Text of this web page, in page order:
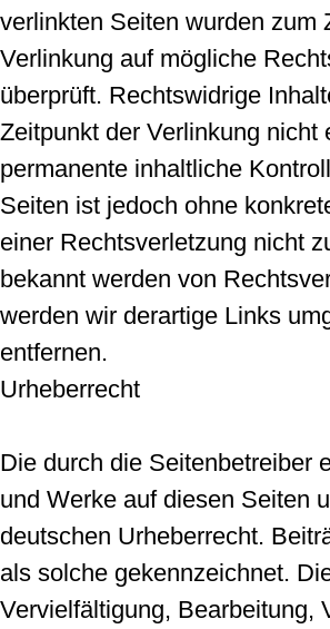
verlinkten Seiten wurden zum
Verlinkung auf mögliche
überprüft. Rechtswidrige
Zeitpunkt der Verlinkung nicht
permanente inhaltliche
Seiten ist jedoch ohne
einer Rechtsverletzung nicht
bekannt werden von
werden wir derartige Links
entfernen.
Urheberrecht
Die durch die Seitenbetreiber
und Werke auf diesen Seiten
deutschen Urheberrecht.
als solche gekennzeichnet.
Vervielfältigung, Bearbeitung,